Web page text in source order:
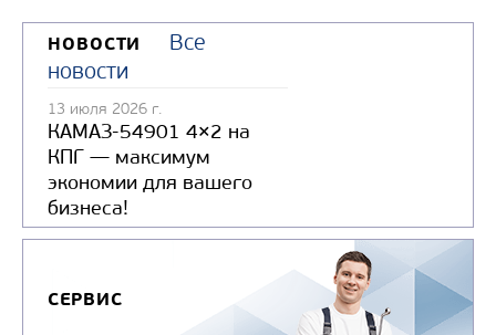
НОВОСТИ
Все
новости
13 июля 2026 г.
КАМАЗ-54901 4×2 на
КПГ — максимум
экономии для вашего
бизнеса!
СЕРВИС